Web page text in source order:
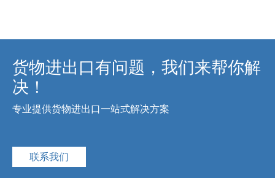
货物进出口有问题，我们来帮你解
决！
专业提供货物进出口一站式解决方案
联系我们